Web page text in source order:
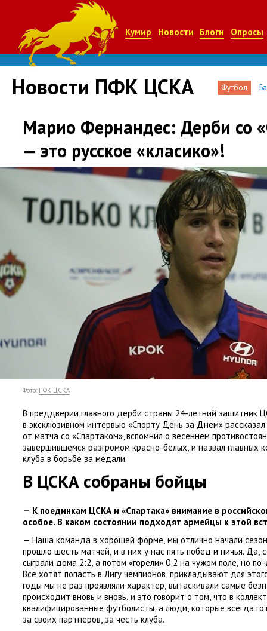
Кумир Новости Блоги Опросы
Новости ПФК ЦСКА Футбол
Марио Фернандес: Дерби со
— это русское «класико»!
Фото: ПФК ЦСКА
В преддверии главного дерби страны 24-летний защитник
в эксклюзивном интервью «Спорту День за Днем»
от матча со «Спартаком», вспомнил о весеннем
завершившемся разгромом красно-белых, и назвал главных
клуба в борьбе за медали.
В ЦСКА собраны бойцы
— К поединкам ЦСКА и «Спартака» внимание в
особое. В каком состоянии подходят армейцы к этой
— Наша команда в хорошей форме, мы отлично начали
прошло шесть матчей, и в них у нас пять побед и ничья. Да,
сыграли дома 2:2, а потом «горели» 0:2 на чужом поле, но по-
Все хотят попасть в Лигу чемпионов, прикладывают для
годы мы не раз проявляли характер, вытаскивали самые
происходит вновь и вновь, и это говорит о том, что в
квалифицированные футболисты, а люди, которые всегда
за своих партнеров, за честь клуба.